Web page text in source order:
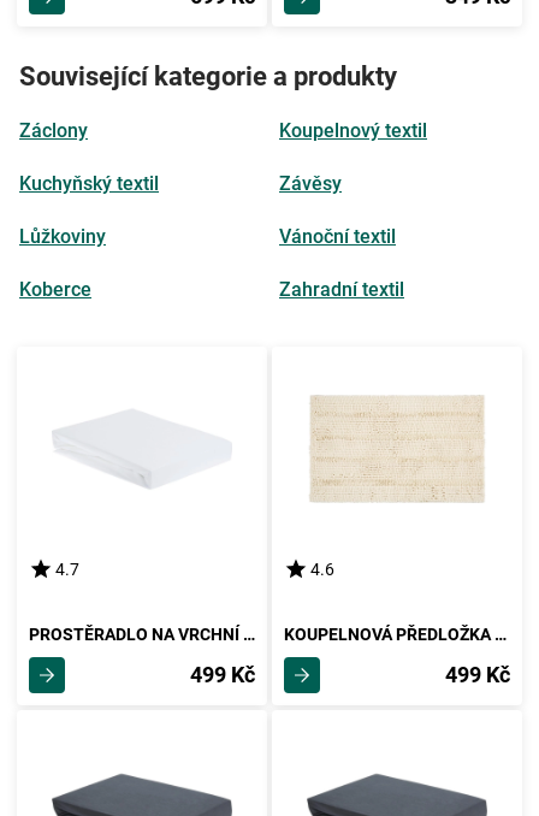
Související kategorie a produkty
Záclony
Kuchyňský textil
Lůžkoviny
Koberce
Koupelnový textil
Závěsy
Vánoční textil
Zahradní textil
4.7
PROSTĚRADLO NA VRCHNÍ MATRACI Elasthan Topper, 180/200/15cm
499 Kč
4.6
KOUPELNOVÁ PŘEDLOŽKA Uwe, 60/100cm, Bílá
499 Kč